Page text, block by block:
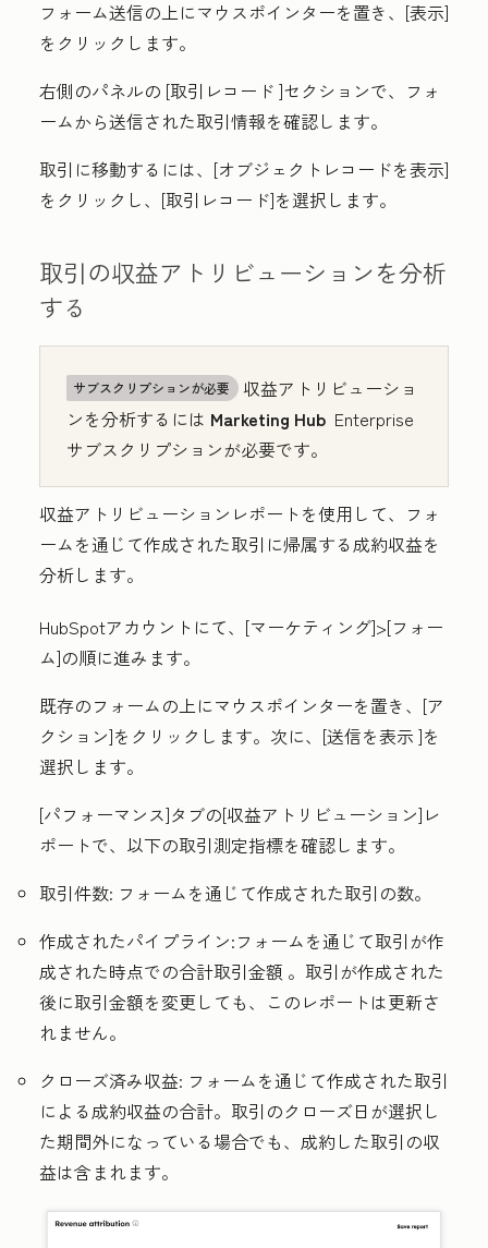
フォーム送信の上にマウスポインターを置き、[表示]
をクリックします。
右側のパネルの [取引レコード ]セクションで、フォ
ームから送信された取引情報を確認します。
取引に移動するには、[オブジェクトレコードを表示]
をクリックし、[取引レコード]を選択します。
取引の収益アトリビューションを分析
する
サブスクリプションが必要
収益アトリビューショ
ンを分析するには Marketing Hub Enterprise
サブスクリプションが必要です。
収益アトリビューションレポートを使用して、フォ
ームを通じて作成された取引に帰属する成約収益を
分析します。
HubSpotアカウントにて、[マーケティング]>[フォー
ム]の順に進みます。
既存のフォームの上にマウスポインターを置き、[ア
クション]をクリックします。次に、[送信を表示 ]を
選択します。
[パフォーマンス]タブの[収益アトリビューション]レ
ポートで、以下の取引測定指標を確認します。
取引件数: フォームを通じて作成された取引の数。
作成されたパイプライン:フォームを通じて取引が作
成された時点での合計取引金額 。取引が作成された
後に取引金額を変更しても、このレポートは更新さ
れません。
クローズ済み収益: フォームを通じて作成された取引
による成約収益の合計。取引のクローズ日が選択し
た期間外になっている場合でも、成約した取引の収
益は含まれます。